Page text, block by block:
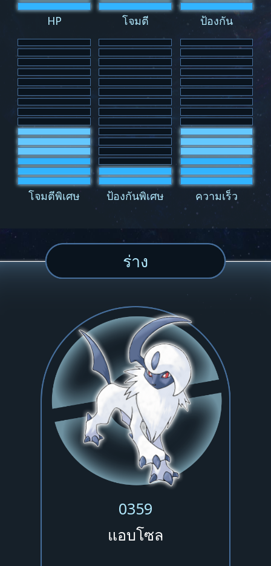
HP โจมตี ป้องกัน
โจมตีพิเศษ ป้องกันพิเศษ ความเร็ว
ร่าง
0359
แอบโซล